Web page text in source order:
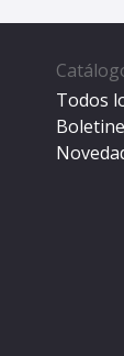
Todos